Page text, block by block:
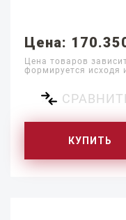
Цена:
Цена товаров
формируется исходя
КУПИТЬ